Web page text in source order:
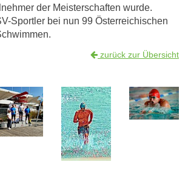
der Meisterschaften wurde.
Sportler bei nun 99 Österreichischen
zurück zur Übersicht